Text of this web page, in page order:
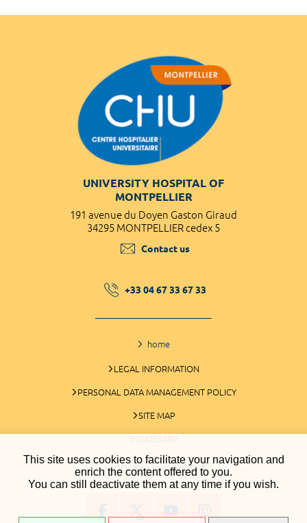
This site uses cookies to facilitate your navigation and
enrich the content offered to you.
You can still deactivate them at any time if you wish.
UNIVERSITY HOSPITAL OF
MONTPELLIER
191 avenue du Doyen Gaston Giraud
34295 MONTPELLIER cedex 5
Contact us
+33 04 67 33 67 33
home
LEGAL INFORMATION
PERSONAL DATA MANAGEMENT POLICY
SITE MAP
GLOSSARY
COOKIES MANAGEMENT